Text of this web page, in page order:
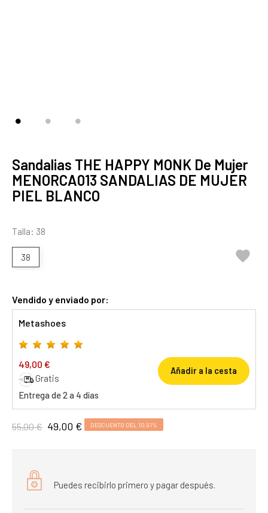
Sandalias THE HAPPY MONK De Mujer
MENORCA013 SANDALIAS DE MUJER
PIEL BLANCO
Talla: 38
38 
Vendido y enviado por:
Metashoes
49,00 €
Gratis
Entrega de 2 a 4 días
Añadir a la cesta
55,00 € 49,00 € DESCUENTO DEL 10,91%
Puedes recibirlo primero y pagar después.